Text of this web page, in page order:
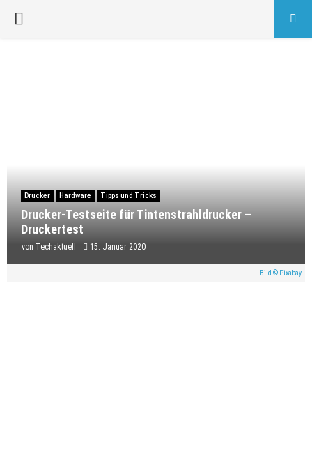
PRIMARY
Drucker Hardware Tipps und Tricks
Drucker-Testseite für Tintenstrahldrucker –
Druckertest
von Techaktuell 15. Januar 2020
Bild © Pixabay